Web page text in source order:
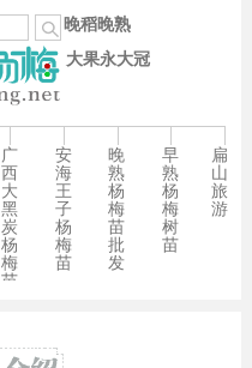
晚稻晚熟
大果永大冠
广
西
大
黑
炭
杨
梅
苗
安
海
王
子
杨
梅
苗
晚
熟
杨
梅
苗
批
发
早
熟
杨
梅
树
苗
扁
山
旅
游